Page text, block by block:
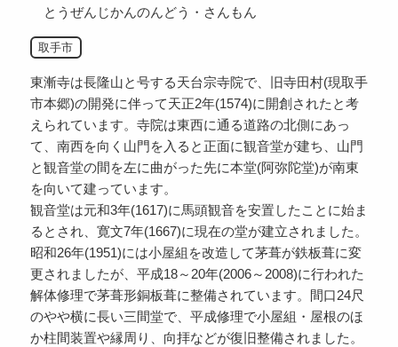
とうぜんじかんのんどう・さんもん
取手市
東漸寺は長隆山と号する天台宗寺院で、旧寺田村(現取手
市本郷)の開発に伴って天正2年(1574)に開創されたと考
えられています。寺院は東西に通る道路の北側にあっ
て、南西を向く山門を入ると正面に観音堂が建ち、山門
と観音堂の間を左に曲がった先に本堂(阿弥陀堂)が南東
を向いて建っています。
観音堂は元和3年(1617)に馬頭観音を安置したことに始ま
るとされ、寛文7年(1667)に現在の堂が建立されました。
昭和26年(1951)には小屋組を改造して茅葺が鉄板葺に変
更されましたが、平成18～20年(2006～2008)に行われた
解体修理で茅葺形銅板葺に整備されています。間口24尺
のやや横に長い三間堂で、平成修理で小屋組・屋根のほ
か柱間装置や縁周り、向拝などが復旧整備されました。